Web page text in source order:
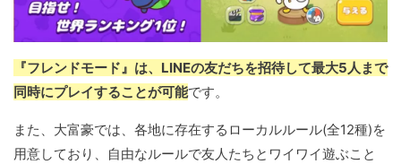
『フレンドモード』は、LINEの友だちを招待して最大5人まで
同時にプレイすることが可能です。
また、大富豪では、各地に存在するローカルルール(全12種)を
用意しており、自由なルールで友人たちとワイワイ遊ぶこと